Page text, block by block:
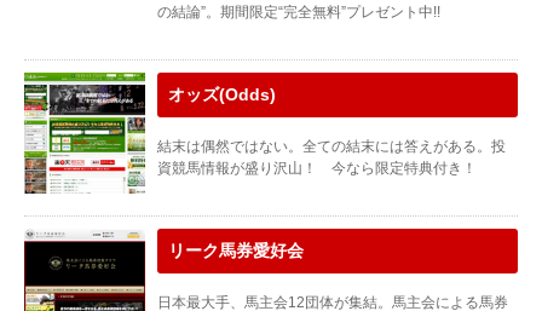
の結論”。期間限定“完全無料”プレゼント中!!
オッズ(Odds)
結末は偶然ではない。全ての結末には答えがある。投
資競馬情報が盛り沢山！ 今なら限定特典付き！
リーク馬券愛好会
日本最大手、馬主会12団体が集結。馬主会による馬券